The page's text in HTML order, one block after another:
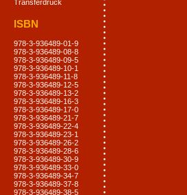
Transferdruck
ISBN
978-3-936489-01-9
978-3-936489-08-8
978-3-936489-09-5
978-3-936489-10-1
978-3-936489-11-8
978-3-936489-12-5
978-3-936489-13-2
978-3-936489-16-3
978-3-936489-17-0
978-3-936489-21-7
978-3-936489-22-4
978-3-936489-23-1
978-3-936489-26-2
978-3-936489-28-6
978-3-936489-30-9
978-3-936489-33-0
978-3-936489-34-7
978-3-936489-37-8
978-3-936489-38-5